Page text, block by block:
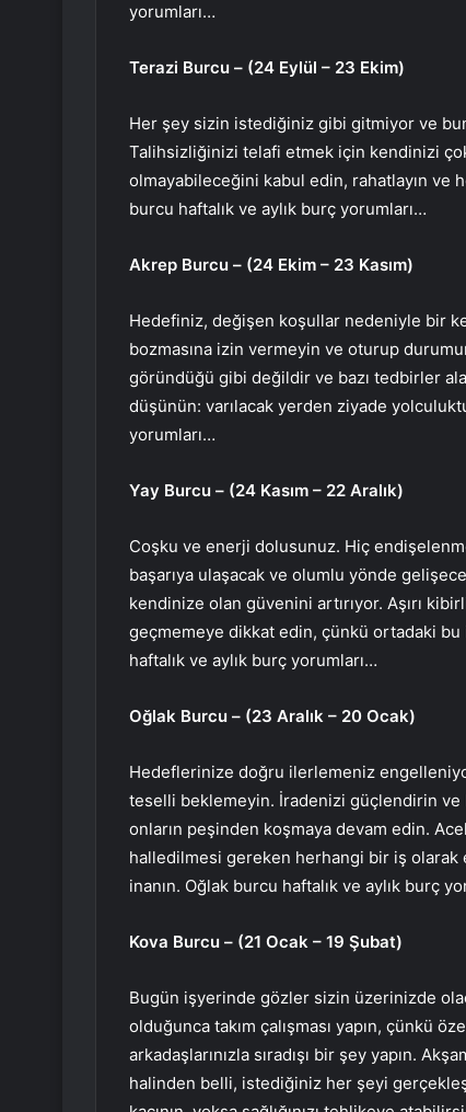
yorumları…
Terazi Burcu – (24 Eylül – 23 Ekim)
Her şey sizin istediğiniz gibi gitmiyor ve
Talihsizliğinizi telafi etmek için kendinizi
olmayabileceğini kabul edin, rahatlayın ve
burcu haftalık ve aylık burç yorumları…
Akrep Burcu – (24 Ekim – 23 Kasım)
Hedefiniz, değişen koşullar nedeniyle bir
bozmasına izin vermeyin ve oturup
göründüğü gibi değildir ve bazı tedbirler
düşünün: varılacak yerden ziyade
yorumları…
Yay Burcu – (24 Kasım – 22 Aralık)
Coşku ve enerji dolusunuz. Hiç
başarıya ulaşacak ve olumlu yönde
kendinize olan güvenini artırıyor. Aşırı
geçmemeye dikkat edin, çünkü ortadaki
haftalık ve aylık burç yorumları…
Oğlak Burcu – (23 Aralık – 20 Ocak)
Hedeflerinize doğru ilerlemeniz
teselli beklemeyin. İradenizi güçlendirin
onların peşinden koşmaya devam edin.
halledilmesi gereken herhangi bir iş olarak
inanın. Oğlak burcu haftalık ve aylık burç
Kova Burcu – (21 Ocak – 19 Şubat)
Bugün işyerinde gözler sizin üzerinizde
olduğunca takım çalışması yapın, çünkü
arkadaşlarınızla sıradışı bir şey yapın.
halinden belli, istediğiniz her şeyi